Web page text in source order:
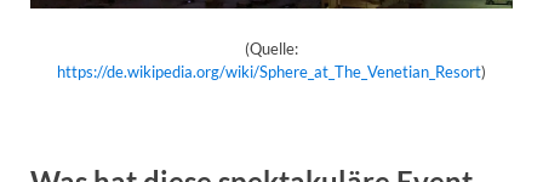
(Quelle:
https://de.wikipedia.org/wiki/Sphere_at_The_Venetian_Resort)